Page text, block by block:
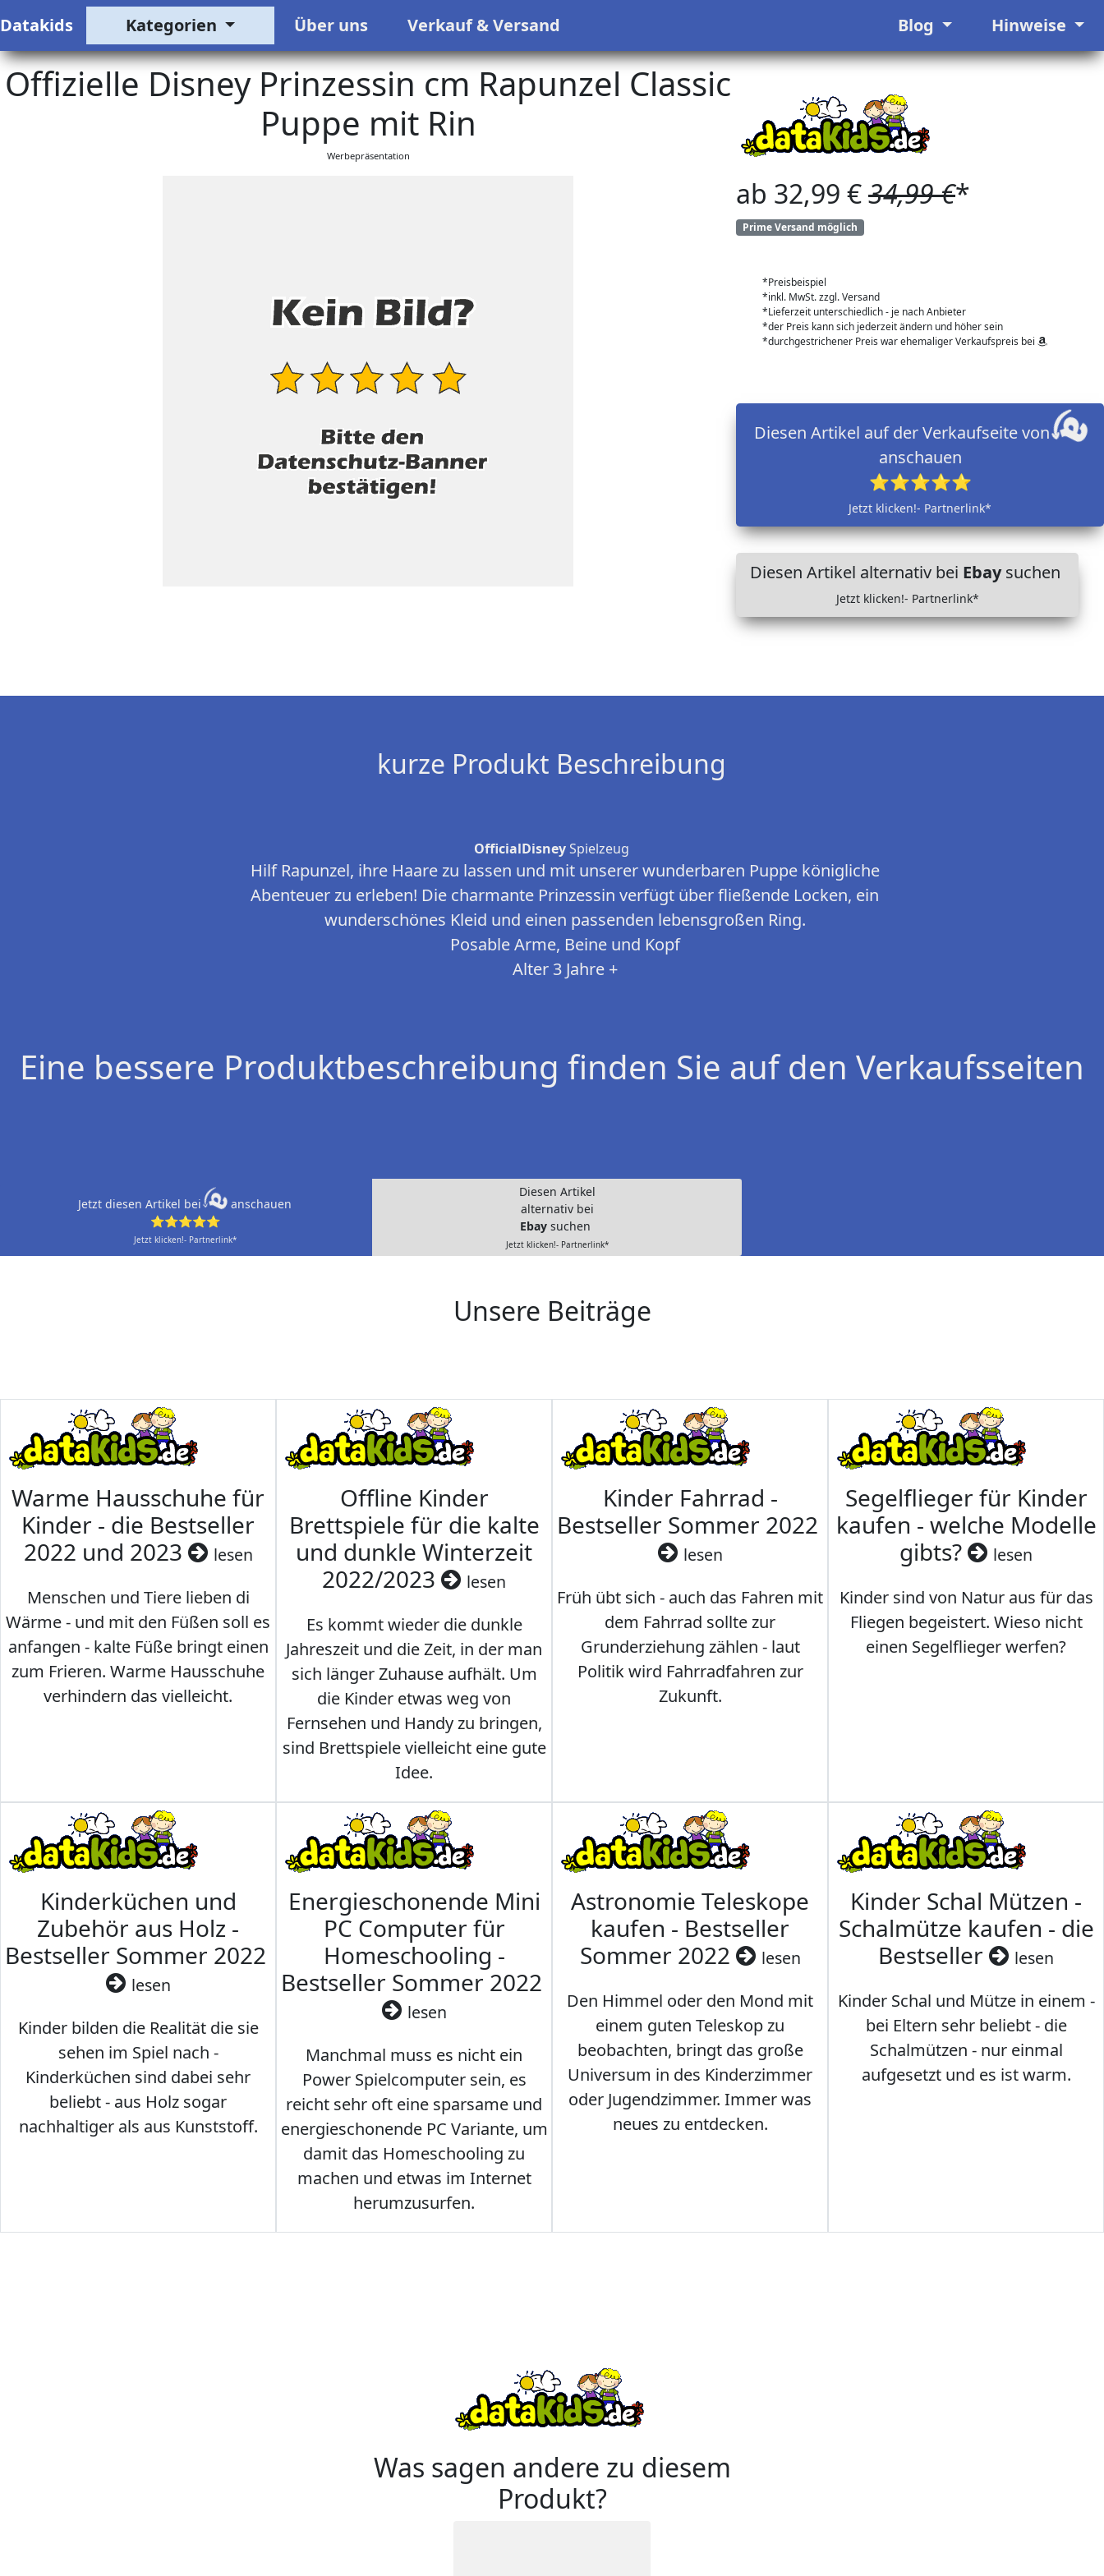
Datakids Kategorien Über uns Verkauf & Versand Blog Hinweise
Offizielle Disney Prinzessin cm Rapunzel Classic
Puppe mit Rin
Werbepräsentation
ab 32,99 €34,99 €*
Prime Versand möglich
*Preisbeispiel
*inkl. MwSt. zzgl. Versand
*Lieferzeit unterschiedlich - je nach Anbieter
*der Preis kann sich jederzeit ändern und höher sein
*durchgestrichener Preis war ehemaliger Verkaufspreis bei
Diesen Artikel auf der Verkaufseite von
anschauen
⭐⭐⭐⭐⭐
Jetzt klicken!- Partnerlink*
Diesen Artikel alternativ bei Ebaysuchen
Jetzt klicken!- Partnerlink*
kurze Produkt Beschreibung
OfficialDisneySpielzeug
Hilf Rapunzel, ihre Haare zu lassen und mit unserer wunderbaren Puppe königliche
Abenteuer zu erleben! Die charmante Prinzessin verfügt über fließende Locken, ein
wunderschönes Kleid und einen passenden lebensgroßen Ring.
Posable Arme, Beine und Kopf
Alter 3 Jahre +
Eine bessere Produktbeschreibung finden Sie auf den Verkaufsseiten
Jetzt diesen Artikel bei
anschauen
⭐⭐⭐⭐⭐
Jetzt klicken!- Partnerlink*
Diesen Artikel
alternativ bei
Ebay suchen
Jetzt klicken!- Partnerlink*
Unsere Beiträge
Warme Hausschuhe für
Kinder - die Bestseller
2022 und 2023
lesen
Menschen und Tiere lieben di
Wärme - und mit den Füßen soll es
anfangen - kalte Füße bringt einen
zum Frieren. Warme Hausschuhe
verhindern das vielleicht.
Offline Kinder
Brettspiele für die kalte
und dunkle Winterzeit
2022/2023
lesen
Es kommt wieder die dunkle
Jahreszeit und die Zeit, in der man
sich länger Zuhause aufhält. Um
die Kinder etwas weg von
Fernsehen und Handy zu bringen,
sind Brettspiele vielleicht eine gute
Idee.
Kinder Fahrrad -
Bestseller Sommer 2022
lesen
Früh übt sich - auch das Fahren mit
dem Fahrrad sollte zur
Grunderziehung zählen - laut
Politik wird Fahrradfahren zur
Zukunft.
Segelflieger für Kinder
kaufen - welche Modelle
gibts?
lesen
Kinder sind von Natur aus für das
Fliegen begeistert. Wieso nicht
einen Segelflieger werfen?
Kinderküchen und
Zubehör aus Holz -
Bestseller Sommer 2022
lesen
Kinder bilden die Realität die sie
sehen im Spiel nach -
Kinderküchen sind dabei sehr
beliebt - aus Holz sogar
nachhaltiger als aus Kunststoff.
Energieschonende Mini
PC Computer für
Homeschooling -
Bestseller Sommer 2022
lesen
Manchmal muss es nicht ein
Power Spielcomputer sein, es
reicht sehr oft eine sparsame und
energieschonende PC Variante, um
damit das Homeschooling zu
machen und etwas im Internet
herumzusurfen.
Astronomie Teleskope
kaufen - Bestseller
Sommer 2022
lesen
Den Himmel oder den Mond mit
einem guten Teleskop zu
beobachten, bringt das große
Universum in des Kinderzimmer
oder Jugendzimmer. Immer was
neues zu entdecken.
Kinder Schal Mützen -
Schalmütze kaufen - die
Bestseller
lesen
Kinder Schal und Mütze in einem -
bei Eltern sehr beliebt - die
Schalmützen - nur einmal
aufgesetzt und es ist warm.
Was sagen andere zu diesem
Produkt?